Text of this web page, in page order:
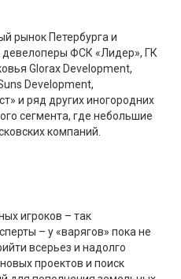
рынок Петербурга и
ФСК «Лидер», ГК
Glorax Development,
Development,
и ряд других иногородних
сегмента, где небольшие
компаний.
игроков – так
– у «варягов» пока не
всерьез и надолго
проектов и поиск